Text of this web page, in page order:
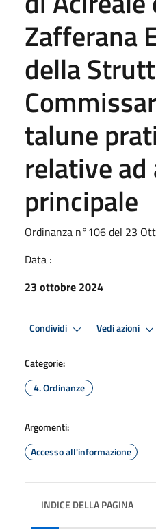
Zafferana
della
talune
relative
principale
Ordinanza n°106 del 23
Data :
23 ottobre 2024
Condividi Vedi azioni
Categorie:
4. Ordinanze
Argomenti:
Accesso all'informazione
INDICE DELLA PAGINA